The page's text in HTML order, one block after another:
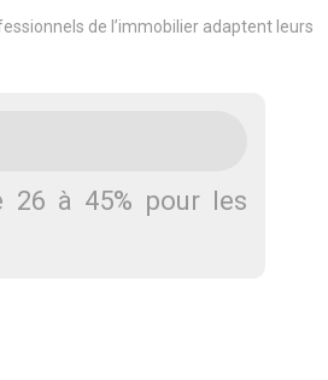
de l’immobilier adaptent leurs
26 à 45% pour les